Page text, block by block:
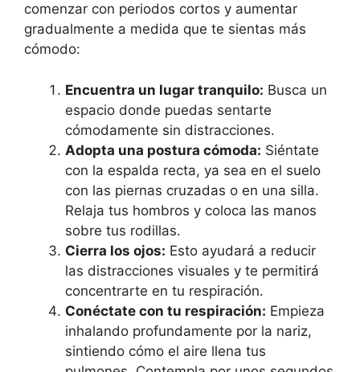
comenzar con periodos cortos y aumentar
gradualmente a medida que te sientas más
cómodo:
Encuentra un lugar tranquilo: Busca un
espacio donde puedas sentarte
cómodamente sin distracciones.
Adopta una postura cómoda: Siéntate
con la espalda recta, ya sea en el suelo
con las piernas cruzadas o en una silla.
Relaja tus hombros y coloca las manos
sobre tus rodillas.
Cierra los ojos: Esto ayudará a reducir
las distracciones visuales y te permitirá
concentrarte en tu respiración.
Conéctate con tu respiración: Empieza
inhalando profundamente por la nariz,
sintiendo cómo el aire llena tus